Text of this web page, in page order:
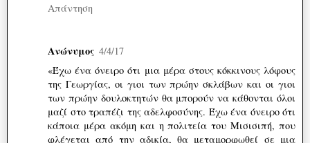
Απάντηση
Ανώνυμος 4/4/17
«Έχω ένα όνειρο ότι μια μέρα στους κόκκινους λόφους
της Γεωργίας, οι γιοι των πρώην σκλάβων και οι γιοι
των πρώην δουλοκτητών θα μπορούν να κάθονται όλοι
μαζί στο τραπέζι της αδελφοσύνης. Έχω ένα όνειρο ότι
κάποια μέρα ακόμη και η πολιτεία του Μισισιπή, που
φλέγεται από την αδικία, θα μεταμορφωθεί σε μια